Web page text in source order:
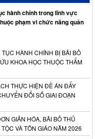
hành chính trong lĩnh vực
phạm vi chức năng quản
HÀNH CHÍNH BỊ BÃI BỎ
KHOA HỌC THUỘC THẨM
THỰC HIỆN ĐỀ ÁN ĐẨY
ĐỔI SỐ GIAI ĐOẠN
GIẢN HÓA, BÃI BỎ THỦ
VÀ TÔN GIÁO NĂM 2026